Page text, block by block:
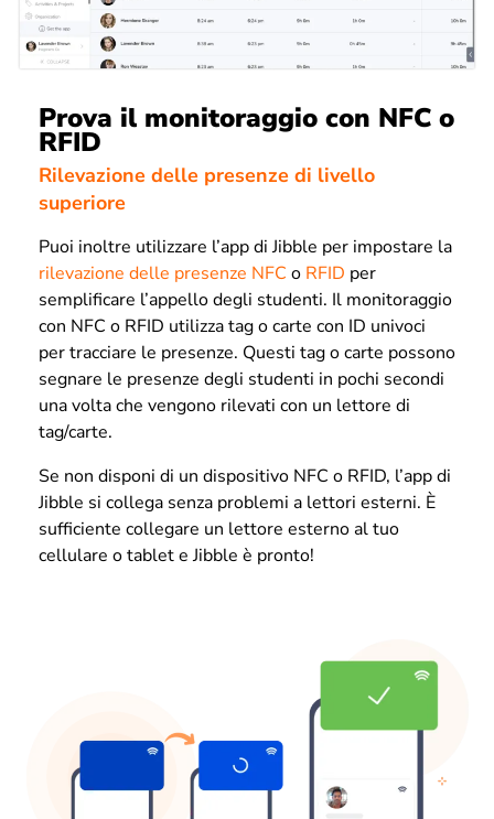
Prova il monitoraggio con NFC o
RFID
Rilevazione delle presenze di livello
superiore
Puoi inoltre utilizzare l’app di Jibble per impostare la
rilevazione delle presenze NFC o RFID per
semplificare l’appello degli studenti. Il monitoraggio
con NFC o RFID utilizza tag o carte con ID univoci
per tracciare le presenze. Questi tag o carte possono
segnare le presenze degli studenti in pochi secondi
una volta che vengono rilevati con un lettore di
tag/carte.
Se non disponi di un dispositivo NFC o RFID, l’app di
Jibble si collega senza problemi a lettori esterni. È
sufficiente collegare un lettore esterno al tuo
cellulare o tablet e Jibble è pronto!